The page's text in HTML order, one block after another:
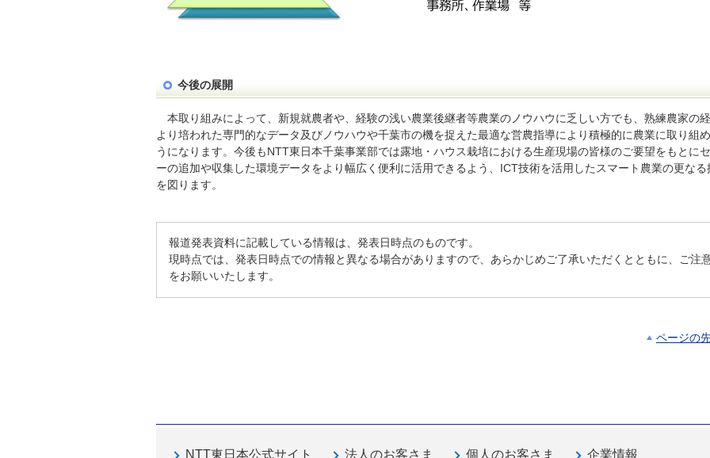
今後の展開
本取り組みによって、新規就農者や、経験の浅い農業後継者等農業のノウハウに乏しい方でも、熟練農家の
より培われた専門的なデータ及びノウハウや千葉市の機を捉えた最適な営農指導により積極的に農業に取り組
うになります。今後もNTT東日本千葉事業部では露地・ハウス栽培における生産現場の皆様のご要望をもとに
ーの追加や収集した環境データをより幅広く便利に活用できるよう、ICT技術を活用したスマート農業の更なる
を図ります。
報道発表資料に記載している情報は、発表日時点のものです。
現時点では、発表日時点での情報と異なる場合がありますので、あらかじめご了承いただくとともに、ご注
をお願いいたします。
ページの
NTT東日本公式サイト 法人のお客さま 個人のお客さま 企業情報